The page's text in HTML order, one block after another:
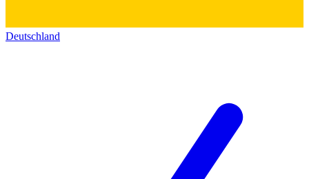
Deutschland